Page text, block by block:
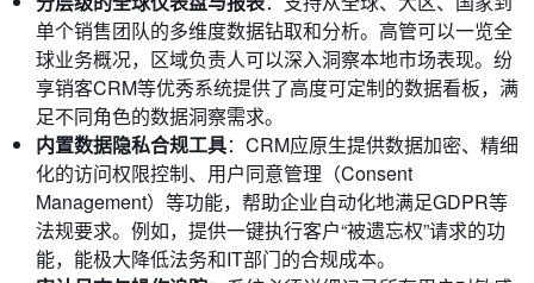
单个销售团队的多维度数据钻取和分析。高管可以一览全
球业务概况，区域负责人可以深入洞察本地市场表现。纷
享销客CRM等优秀系统提供了高度可定制的数据看板，满
足不同角色的数据洞察需求。
内置数据隐私合规工具：CRM应原生提供数据加密、精细
化的访问权限控制、用户同意管理（Consent
Management）等功能，帮助企业自动化地满足GDPR等
法规要求。例如，提供一键执行客户“被遗忘权”请求的功
能，能极大降低法务和IT部门的合规成本。